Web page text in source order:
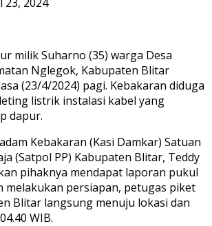
milik Suharno (35) warga Desa
Nglegok, Kabupaten Blitar
(23/4/2024) pagi. Kebakaran diduga
listrik instalasi kabel yang
dapur.
Kebakaran (Kasi Damkar) Satuan
(Satpol PP) Kabupaten Blitar, Teddy
pihaknya mendapat laporan pukul
melakukan persiapan, petugas piket
Blitar langsung menuju lokasi dan
WIB.